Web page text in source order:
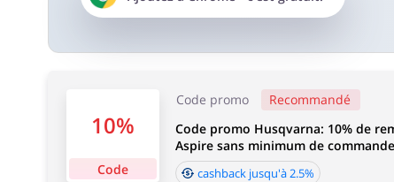
10%
Code
Code promo
Recommandé
Code promo Husqvarna: 10% de
Aspire sans minimum de commande
cashback jusqu'à 2.5%